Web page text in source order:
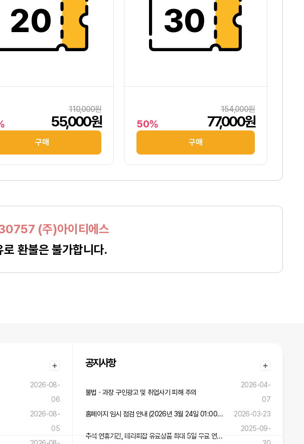
20
110,000원
55,000원
구매
30
154,000원
77,000원
50%
구매
(주)아이티에스
환불은 불가합니다.
2026-08-
06
2026-08-
05
공지사항
불법ㆍ과장 구인광고 및 취업사기 피해 주의
2026-04-
07
홈페이지 임시 점검 안내 (2026년 3월 24일 01:00 ~ 02:00)
2026-03-23
추석 연휴기간, 테라피잡 유료상품 최대 5일 무료 연장 혜택!
2025-09-